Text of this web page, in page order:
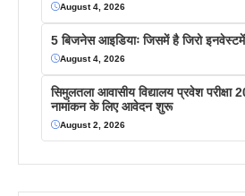
August 4, 2026
5 बिजनेस आइडियाः जिसमें है जिरो
August 4, 2026
सिमुलतला आवासीय विद्यालय प्रवेश परीक्षा
नामांकन के लिए आवेदन शुरू
August 2, 2026